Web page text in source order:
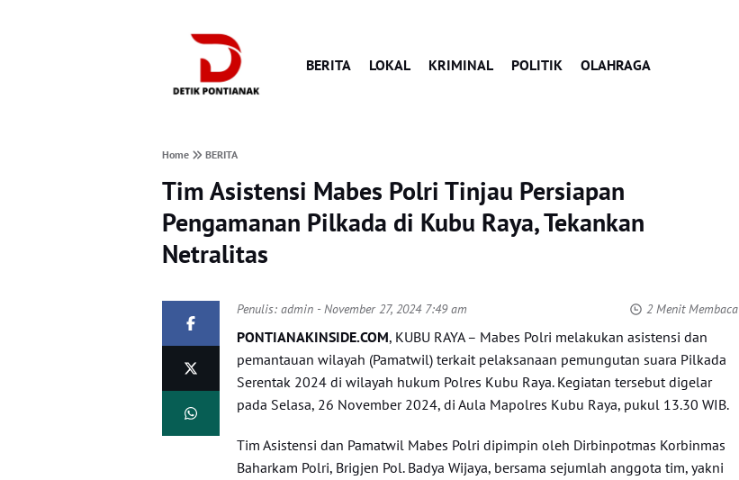
BERITA LOKAL KRIMINAL POLITIK OLAHRAGA
Home BERITA
Tim Asistensi Mabes Polri Tinjau Persiapan
Pengamanan Pilkada di Kubu Raya, Tekankan
Netralitas
Penulis:admin - November 27, 2024 7:49 am 2 Menit Membaca
PONTIANAKINSIDE.COM, KUBU RAYA – Mabes Polri melakukan asistensi dan
pemantauan wilayah (Pamatwil) terkait pelaksanaan pemungutan suara Pilkada
Serentak 2024 di wilayah hukum Polres Kubu Raya. Kegiatan tersebut digelar
pada Selasa, 26 November 2024, di Aula Mapolres Kubu Raya, pukul 13.30 WIB.
Tim Asistensi dan Pamatwil Mabes Polri dipimpin oleh Dirbinpotmas Korbinmas
Baharkam Polri, Brigjen Pol. Badya Wijaya, bersama sejumlah anggota tim, yakni